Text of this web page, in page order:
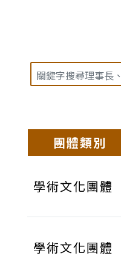
團體類別
學術文化團體
學術文化團體